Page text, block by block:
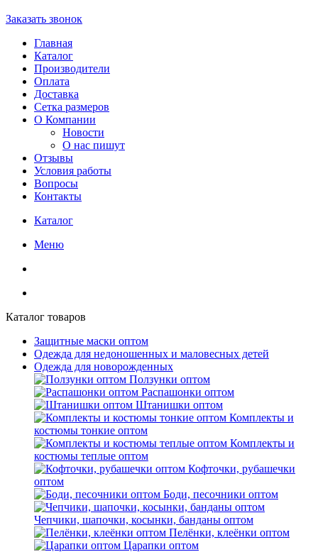
Заказать звонок
Главная
Каталог
Производители
Оплата
Доставка
Сетка размеров
О Компании
Новости
О нас пишут
Отзывы
Условия работы
Вопросы
Контакты
Каталог
Меню
Каталог товаров
Защитные маски оптом
Одежда для недоношенных и маловесных детей
Одежда для новорожденных
Ползунки оптом
Распашонки оптом
Штанишки оптом
Комплекты и
костюмы тонкие оптом
Комплекты и
костюмы теплые оптом
Кофточки, рубашечки
оптом
Боди, песочники оптом
Чепчики, шапочки, косынки, банданы оптом
Пелёнки, клеёнки оптом
Царапки оптом